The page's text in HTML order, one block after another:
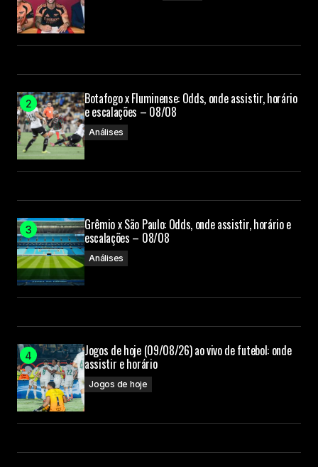
Botafogo x Fluminense: Odds, onde assistir, horário
e escalações – 08/08
Análises
Grêmio x São Paulo: Odds, onde assistir, horário e
escalações – 08/08
Análises
Jogos de hoje (09/08/26) ao vivo de futebol: onde
assistir e horário
Jogos de hoje